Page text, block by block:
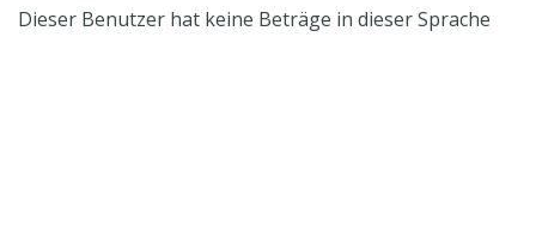
Dieser Benutzer hat keine Beträge in dieser Sprache